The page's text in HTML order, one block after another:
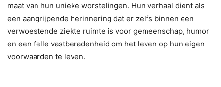
maat van hun unieke worstelingen. Hun verhaal dient als
een aangrijpende herinnering dat er zelfs binnen een
verwoestende ziekte ruimte is voor gemeenschap, humor
en een felle vastberadenheid om het leven op hun eigen
voorwaarden te leven.